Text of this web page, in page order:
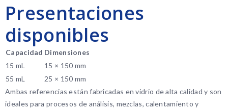
Presentaciones
disponibles
Capacidad Dimensiones
15 mL
15 × 150 mm
55 mL
25 × 150 mm
Ambas referencias están fabricadas en vidrio de alta calidad y son
ideales para procesos de análisis, mezclas, calentamiento y